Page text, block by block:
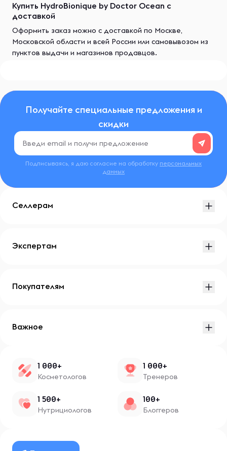
Купить HydroBionique by Doctor Ocean с
доставкой
Оформить заказ можно с доставкой по Москве,
Московской области и всей России или самовывозом из
пунктов выдачи и магазинов продавцов.
Получайте специальные предложения и
скидки
Подписываясь, я даю согласие на обработку персональных
данных
Селлерам
Экспертам
Покупателям
Важное
1 000+
Косметологов
1 000+
Тренеров
1 500+
Нутрициологов
100+
Блоггеров